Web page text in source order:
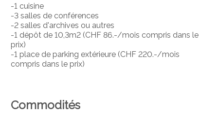
-1 cuisine
-3 salles de conférences
-2 salles d'archives ou autres
-1 dépôt de 10,3m2 (CHF 86.-/mois compris dans le
prix)
-1 place de parking extérieure (CHF 220.-/mois
compris dans le prix)
Commodités